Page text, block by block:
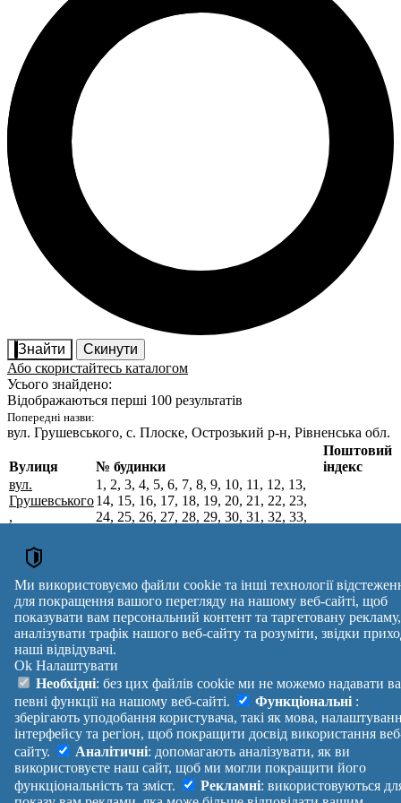
Знайти
Скинути
Або скористайтесь каталогом
Усього знайдено:
Відображаються перші 100 результатів
Попередні назви:
вул. Грушевського, с. Плоске, Острозький р-н, Рівненська обл.
Поштові індекси України. Оновлено : 07-08-2026.
Вулиця № будинки
Поштовий
індекс
вул.
Грушевського
,
Рівненський
р-н,
Рівненська
обл.
1, 2, 3, 4, 5, 6, 7, 8, 9, 10, 11, 12, 13,
14, 15, 16, 17, 18, 19, 20, 21, 22, 23,
24, 25, 26, 27, 28, 29, 30, 31, 32, 33,
64, 65, 66, 67, 68, 69, 70, 71, 72, 73,
74
Вулиця № будинків
Індекс
reklama
Правила
Допомога
Платні
послуги
Політика
конфіденційності
Маніфест
Про проект
Зворотній
зв'язок
Україна
Увійти|
Вихід
Ми використовуємо файли cookie та інші технології
для покращення вашого перегляду на нашому веб-сайті, щоб
показувати вам персональний контент та таргетовану рекламу,
аналізувати трафік нашого веб-сайту та розуміти, звідки
наші відвідувачі.
Ok Налаштувати
Необхідні: без цих файлів cookie ми не можемо надавати
певні функції на нашому веб-сайті.
Функціональні :
зберігають уподобання користувача, такі як мова,
інтерфейсу та регіон, щоб покращити досвід використання
сайту.
Аналітичні: допомагають аналізувати, як ви
використовуєте наш сайт, щоб ми могли покращити його
функціональність та зміст.
Рекламні: використовуються